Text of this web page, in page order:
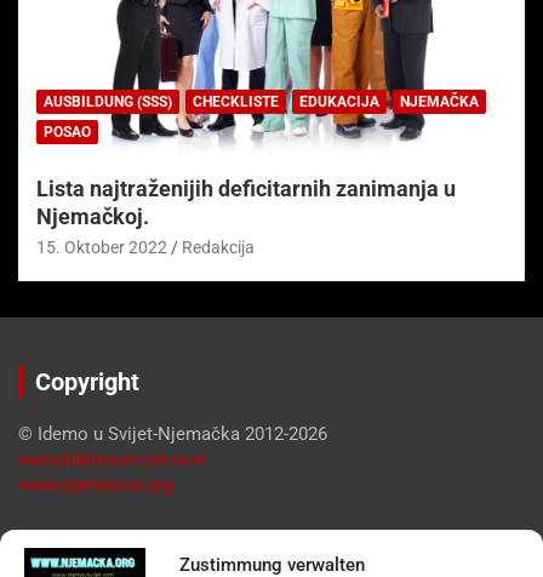
Zustimmung verwalten
AUSBILDUNG (SSS) CHECKLISTE EDUKACIJA
NJEMAČKA
POSAO
Lista najtraženijih deficitarnih zanimanja u
Njemačkoj.
15. Oktober 2022 Redakcija
Copyright
© Idemo u Svijet-Njemačka 2012-2026
www.idemousvijet.com
www.njemacka.org
Pregled